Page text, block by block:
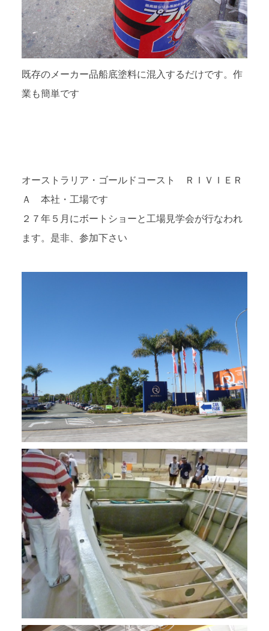
既存のメーカー品船底塗料に混入するだけです。作
業も簡単です
オーストラリア・ゴールドコースト ＲＩＶＩＥＲ
Ａ 本社・工場です
２７年５月にボートショーと工場見学会が行なわれ
ます。是非、参加下さい